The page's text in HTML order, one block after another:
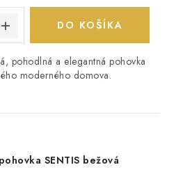
DO KOŠÍKA
pohodlná a elegantná pohovka
moderného domova.
SENTIS bežová